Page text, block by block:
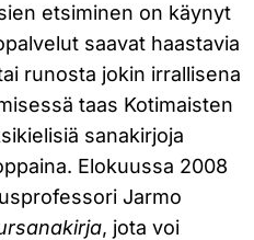
etsiminen on käynyt
saavat haastavia
runosta jokin irrallisena
taas Kotimaisten
sanakirjoja
Elokuussa 2008
Jarmo
, jota voi